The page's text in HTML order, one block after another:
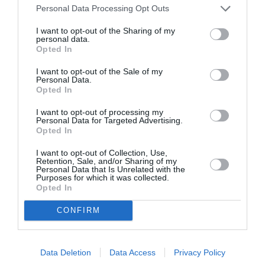
Personal Data Processing Opt Outs
I want to opt-out of the Sharing of my
personal data.
Opted In
I want to opt-out of the Sale of my
Personal Data.
Opted In
I want to opt-out of processing my
Personal Data for Targeted Advertising.
Opted In
I want to opt-out of Collection, Use,
Retention, Sale, and/or Sharing of my
Personal Data that Is Unrelated with the
Purposes for which it was collected.
Opted In
CONFIRM
Data Deletion Data Access Privacy Policy
Appel aux lecteurs !
Soutenez Air Journal participez
développement !
NOUS SOUTENIR
DERNIERS COMMENTAIRES